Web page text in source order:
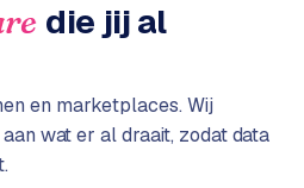
die jij al
en marketplaces. Wij
wat er al draait, zodat data